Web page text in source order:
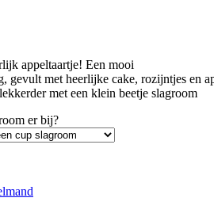
appeltaartje! Een mooi
gevult met heerlijke cake, rozijntjes en
met een klein beetje slagroom
er bij?